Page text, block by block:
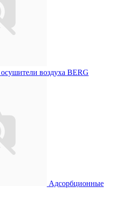
воздуха BERG
Адсорбционные